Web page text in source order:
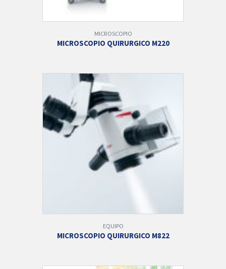
MICROSCOPIO
MICROSCOPIO QUIRURGICO M220
EQUIPO
MICROSCOPIO QUIRURGICO M822